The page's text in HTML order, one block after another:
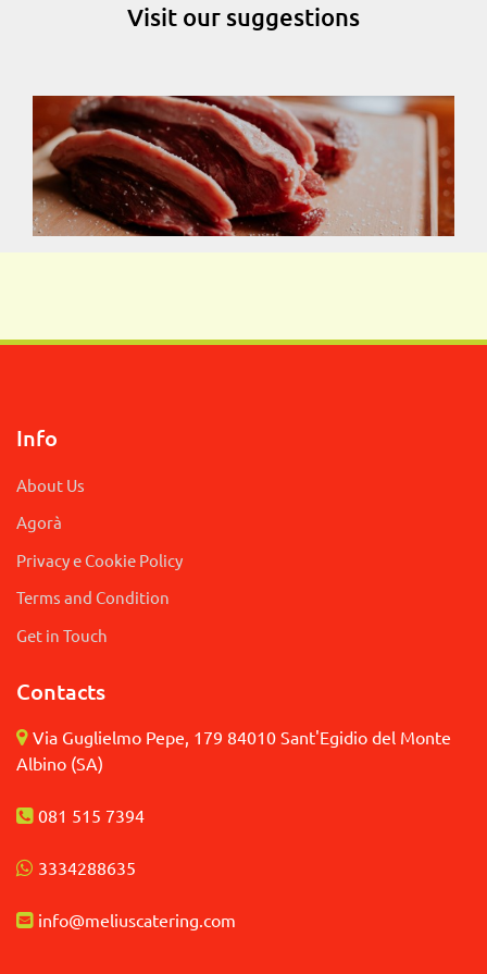
Visit our suggestions
Info
About Us
Agorà
Privacy e Cookie Policy
Terms and Condition
Get in Touch
Contacts
Via Guglielmo Pepe, 179 84010 Sant'Egidio del Monte
Albino (SA)
081 515 7394
3334288635
info@meliuscatering. com